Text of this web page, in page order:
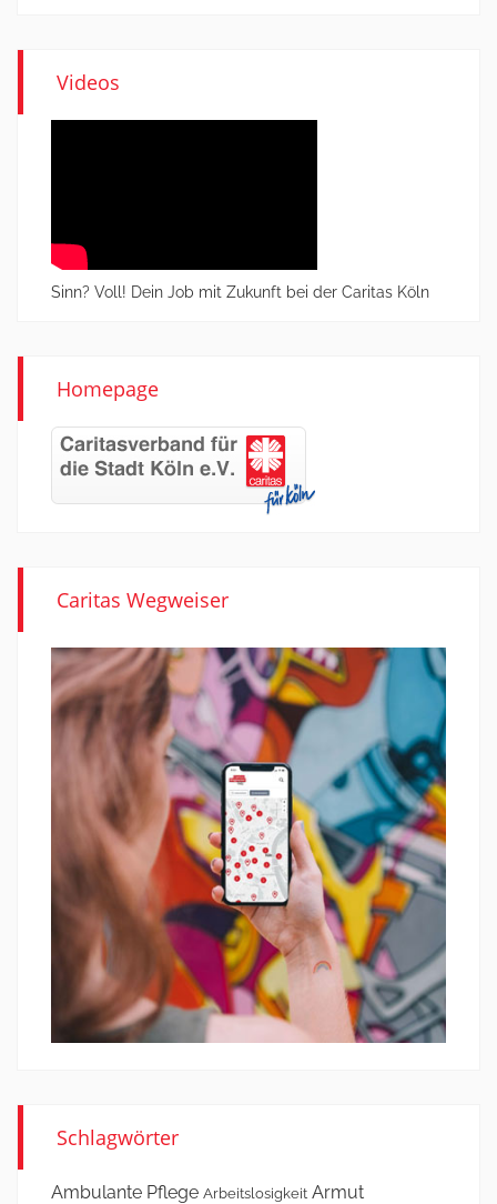
Videos
Sinn? Voll! Dein Job mit Zukunft bei der Caritas Köln
Homepage
Caritas Wegweiser
Schlagwörter
Ambulante Pflege Arbeitslosigkeit Armut